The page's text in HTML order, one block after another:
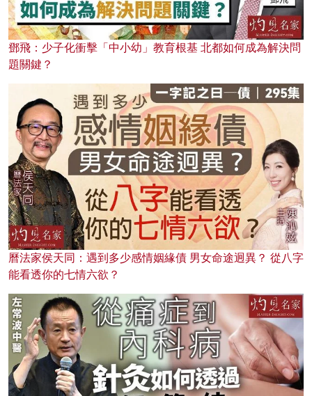
鄧飛：少子化衝擊「中小幼」教育根基 北都如何成為解決問
題關鍵？
曆法家侯天同：遇到多少感情姻緣債 男女命途迥異？ 從八字
能看透你的七情六欲？